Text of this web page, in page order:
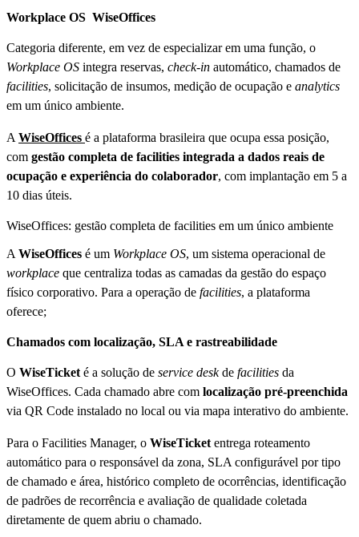
Workplace OS WiseOffices
Categoria diferente, em vez de especializar em uma função, o
Workplace OS integra reservas, check-in automático, chamados de
facilities, solicitação de insumos, medição de ocupação e analytics
em um único ambiente.
A WiseOffices é a plataforma brasileira que ocupa essa posição,
com gestão completa de facilities integrada a dados reais de
ocupação e experiência do colaborador, com implantação em 5 a
10 dias úteis.
WiseOffices: gestão completa de facilities em um único ambiente
A WiseOffices é um Workplace OS, um sistema operacional de
workplace que centraliza todas as camadas da gestão do espaço
físico corporativo. Para a operação de facilities, a plataforma
oferece;
Chamados com localização, SLA e rastreabilidade
O WiseTicket é a solução de service deskde facilities da
WiseOffices. Cada chamado abre com localização pré-preenchida
via QR Code instalado no local ou via mapa interativo do ambiente.
Para o Facilities Manager, o WiseTicket entrega roteamento
automático para o responsável da zona, SLA configurável por tipo
de chamado e área, histórico completo de ocorrências, identificação
de padrões de recorrência e avaliação de qualidade coletada
diretamente de quem abriu o chamado.